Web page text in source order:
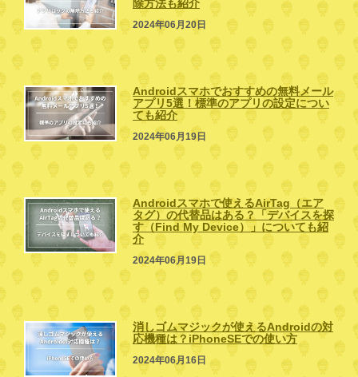
除方法も紹介
2024年06月20日
Androidスマホでおすすめの無料メール
アプリ5選！標準のアプリの設定につい
ても紹介
2024年06月19日
Androidスマホで使えるAirTag（エア
タグ）の代替品はある？「デバイスを探
す（Find My Device）」についても紹
介
2024年06月19日
消しゴムマジックが使えるAndroidの対
応機種は？iPhoneSEでの使い方
2024年06月16日